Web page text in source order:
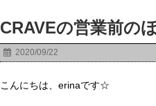
CRAVEの営業前の
2020/09/22
こんにちは、erinaです☆